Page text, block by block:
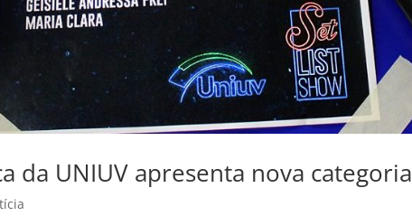
da UNIUV apresenta nova categoria